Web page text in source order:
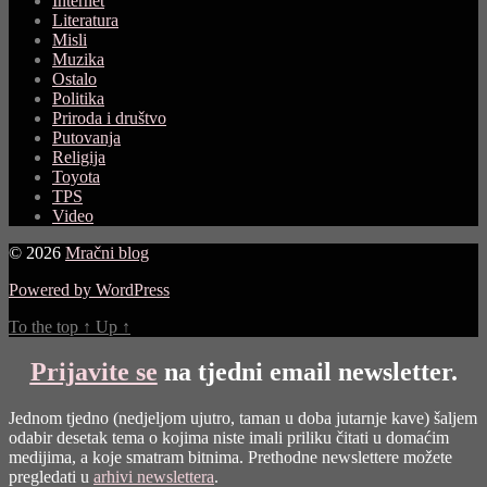
Literatura
Misli
Muzika
Ostalo
Politika
Priroda i društvo
Putovanja
Religija
Toyota
TPS
Video
© 2026 Mračni blog
Powered by WordPress
To the top ↑ Up ↑
Prijavite se na tjedni email newsletter.
Jednom tjedno (nedjeljom ujutro, taman u doba jutarnje kave) šaljem
odabir desetak tema o kojima niste imali priliku čitati u domaćim
medijima, a koje smatram bitnima. Prethodne newslettere možete
pregledati u arhivi newslettera.